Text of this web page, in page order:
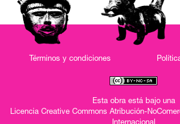
Términos y condiciones
Esta obra está bajo una
Licencia Creative Commons Atribución-